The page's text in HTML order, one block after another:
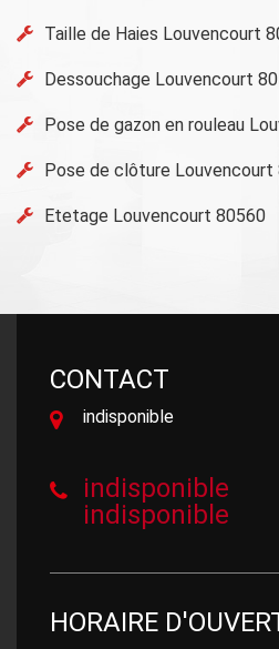
Taille de Haies Louvencourt
Dessouchage Louvencourt
Pose de gazon en rouleau
Pose de clôture Louvencourt
Etetage Louvencourt 80560
CONTACT
indisponible
indisponible
indisponible
HORAIRE